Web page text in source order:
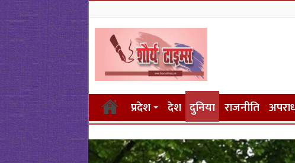
प्रदेश देश दुनिया राजनीति